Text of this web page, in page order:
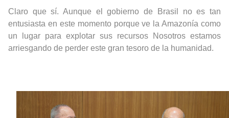
Claro que sí. Aunque el gobierno de Brasil no es tan
entusiasta en este momento porque ve la Amazonía como
un lugar para explotar sus recursos Nosotros estamos
arriesgando de perder este gran tesoro de la humanidad.